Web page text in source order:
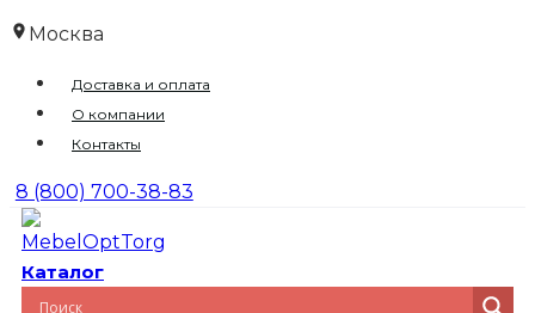
Перейти
содержимому
Москва
Доставка и оплата
О компании
Контакты
8 (800) 700-38-83
Каталог